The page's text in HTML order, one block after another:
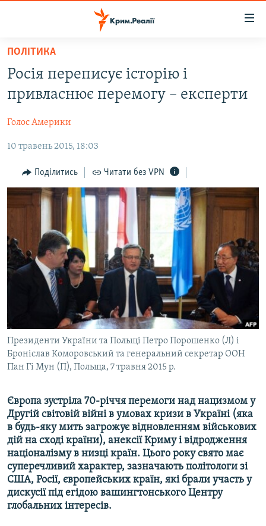
Перейти
основного
матеріалу
Перейти
до
навігації
Перейти
пошуку
ВОДА.КРИМ
ВІДЕО ТА ФОТО
ПОЛІТИКА
БЛОГИ
ПОГЛЯД
ІНТЕРВ'Ю
ВСЕ ЗА ДЕНЬ
СПЕЦПРОЕКТИ
ДЕПОРТАЦІЯ
ВІДЕОУРОКИ «ELIFBE»
СВІДЧЕННЯ ОКУПАЦІЇ
УКРАЇНСЬКА ПРОБЛЕМА КРИМУ
ІНФОГРАФІКА
ЯК ОБІЙТИ БЛОКУВАННЯ
Русский
Qırımtatar
ДОЛУЧАЙСЯ!
Усі сайти RFE/RL
ПОЛІТИКА
Росія переписує історію і
привласнює перемогу – експерти
Голос Америки
10 травень 2015, 18:03
Поділитись Читати без VPN
Президенти України та Польщі Петро Порошенко (Л) і
Броніслав Коморовський та генеральний секретар ООН
Пан Гі Мун (П), Польща, 7 травня 2015 р.
Європа зустріла 70-річчя перемоги над нацизмом у
Другій світовій війні в умовах кризи в Україні (яка
в будь-яку мить загрожує відновленням військових
дій на сході країни), анексії Криму і відродження
націоналізму в низці країн. Цього року свято має
суперечливий характер, зазначають політологи зі
США, Росії, європейських країн, які брали участь у
дискусії під егідою вашингтонського Центру
глобальних інтересів.